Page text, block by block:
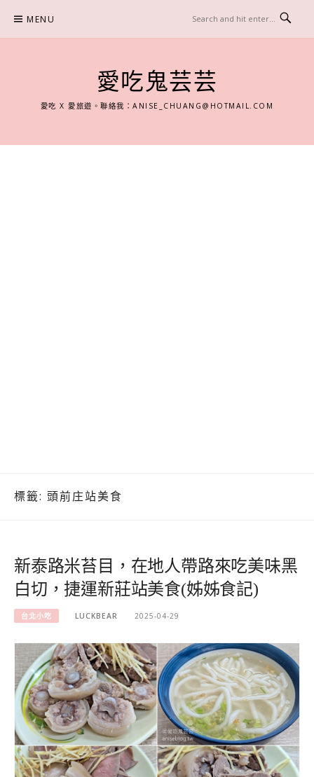
content
MENU
愛吃鬼芸芸
愛吃 X 愛旅遊。聯絡我：ANISE_CHUANG@HOTMAIL.COM
標籤: 頭前庄站美食
新泰路米苔目，在地人帶路來吃美味黑
白切，捷運新莊站美食(姊姊食記)
台北小吃 LUCKBEAR 2025-04-29